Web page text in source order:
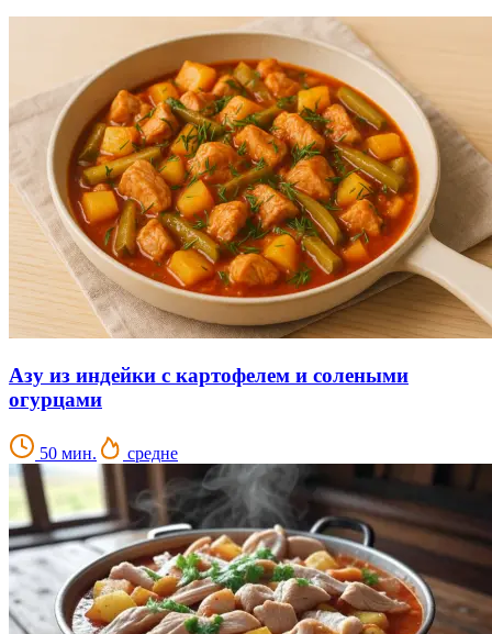
Азу из индейки с картофелем и солеными
огурцами
50 мин. средне